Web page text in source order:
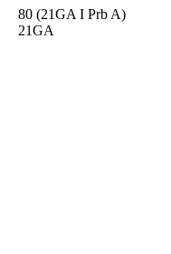
80 (21GA I Prb A)
21GA